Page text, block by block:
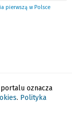
pierwszą w Polsce
oznacza
. Polityka